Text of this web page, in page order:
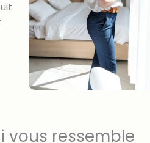
vous ressemble